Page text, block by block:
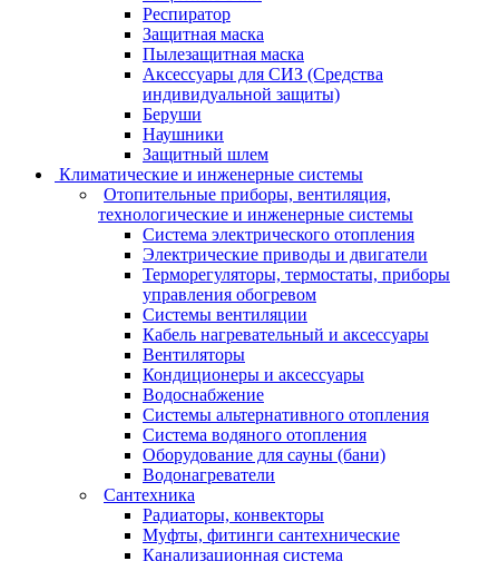
Респиратор
Защитная маска
Пылезащитная маска
Аксессуары для СИЗ (Средства
индивидуальной защиты)
Беруши
Наушники
Защитный шлем
Климатические и инженерные системы
Отопительные приборы, вентиляция,
технологические и инженерные системы
Система электрического отопления
Электрические приводы и двигатели
Терморегуляторы, термостаты, приборы
управления обогревом
Системы вентиляции
Кабель нагревательный и аксессуары
Вентиляторы
Кондиционеры и аксессуары
Водоснабжение
Системы альтернативного отопления
Система водяного отопления
Оборудование для сауны (бани)
Водонагреватели
Сантехника
Радиаторы, конвекторы
Муфты, фитинги сантехнические
Канализационная система